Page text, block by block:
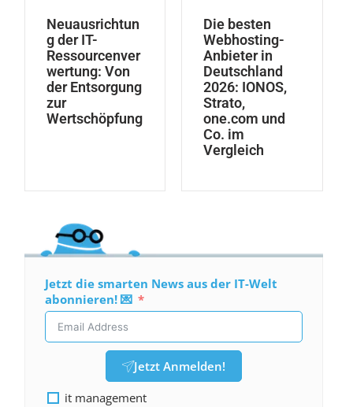
Neuausrichtun
g der IT-
Ressourcenver
wertung: Von
der Entsorgung
zur
Wertschöpfung
Die besten
Webhosting-
Anbieter in
Deutschland
2026: IONOS,
Strato,
one.com und
Co. im
Vergleich
Jetzt die smarten News aus der IT-Welt
abonnieren! 💌
Jetzt Anmelden!
it management